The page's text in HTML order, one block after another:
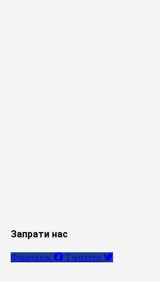
Запрати нас
Фацебоок Тwиттер